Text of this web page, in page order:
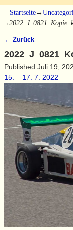
Startseite→
→
Bilder-
← Zurück
Published Juli 19,
15. – 17. 7. 2022